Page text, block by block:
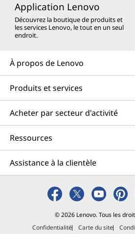
Application Lenovo
Découvrez la boutique de produits et
les services Lenovo, le tout en un seul
endroit.
À propos de Lenovo
Produits et services
Acheter par secteur d'activité
Ressources
Assistance à la clientèle
© 2026 Lenovo. Tous les
Confidentialité
Carte du site